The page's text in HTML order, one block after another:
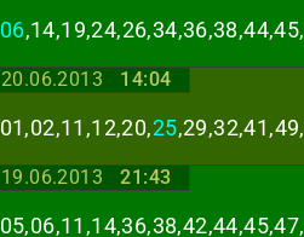
06,14,19,24,26,34,36,38,44,45,
20.06.2013 14:04
01,02,11,12,20,25,29,32,41,49,
19.06.2013 21:43
05,06,11,14,36,38,42,44,45,47,